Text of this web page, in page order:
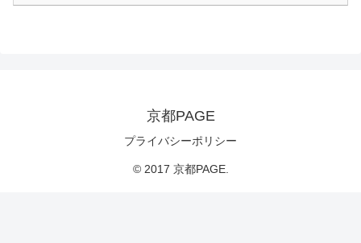
京都PAGE
プライバシーポリシー
© 2017 京都PAGE.